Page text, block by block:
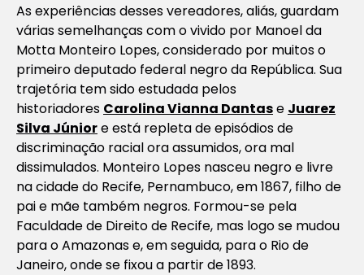
As experiências desses vereadores, aliás, guardam
várias semelhanças com o vivido por Manoel da
Motta Monteiro Lopes, considerado por muitos o
primeiro deputado federal negro da República. Sua
trajetória tem sido estudada pelos
historiadores Carolina Vianna Dantase Juarez
Silva Júniore está repleta de episódios de
discriminação racial ora assumidos, ora mal
dissimulados. Monteiro Lopes nasceu negro e livre
na cidade do Recife, Pernambuco, em 1867, filho de
pai e mãe também negros. Formou-se pela
Faculdade de Direito de Recife, mas logo se mudou
para o Amazonas e, em seguida, para o Rio de
Janeiro, onde se fixou a partir de 1893.